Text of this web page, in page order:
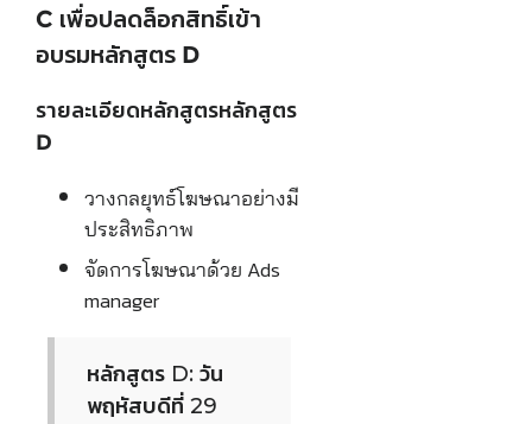
C เพื่อปลดล็อกสิทธิ์เข้า
อบรมหลักสูตร D
รายละเอียดหลักสูตรหลักสูตร
D
วางกลยุทธ์โฆษณาอย่างมี
ประสิทธิภาพ
จัดการโฆษณาด้วย Ads
manager
หลักสูตร D: วัน
พฤหัสบดีที่ 29